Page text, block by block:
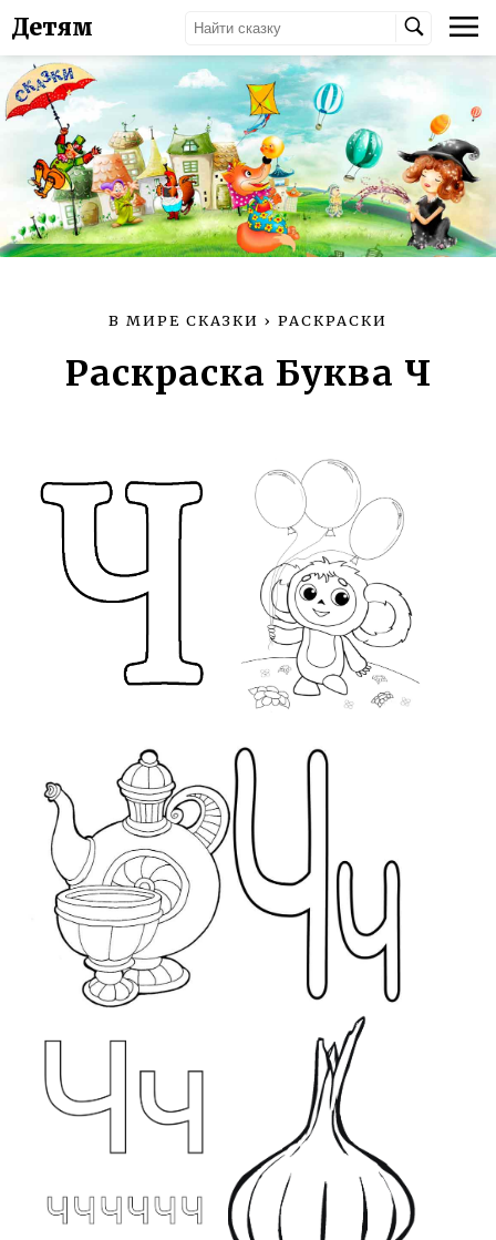
Детям
В МИРЕ СКАЗКИ › РАСКРАСКИ
Раскраска Буква Ч